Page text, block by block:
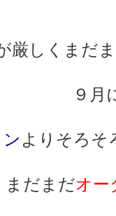
厳しくまだ
９月
よりそろそ
まだまだオー